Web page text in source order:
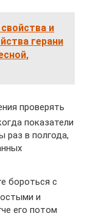
и
герани
проверять
показатели
раз в полгода,
бороться с
и
его потом